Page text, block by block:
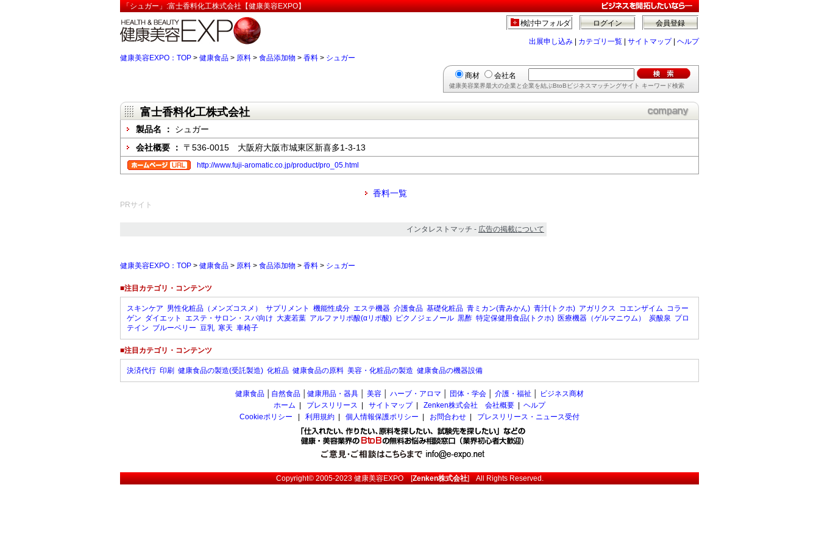
「シュガー」:富士香料化工株式会社【健康美容EXPO】
会員登録
ログイン
検討中フォルダ
出展申し込み カテゴリ一覧 サイトマップ| ヘルプ
健康美容EXPO：TOP > 健康食品 > 原料 > 食品添加物 > 香料 > シュガー
商材 会社名
健康美容業界最大の企業と企業を結ぶBtoBビジネスマッチングサイト キーワード検索
富士香料化工株式会社
製品名 ： シュガー
会社概要 ： 〒536-0015 大阪府大阪市城東区新喜多1-3-13
http://www.fuji-aromatic.co.jp/product/pro_05.html
香料一覧
PRサイト
インタレストマッチ - 広告の掲載について
健康美容EXPO：TOP > 健康食品 > 原料 > 食品添加物 > 香料 > シュガー
■注目カテゴリ・コンテンツ
スキンケア 男性化粧品（メンズコスメ） サプリメント 機能性成分 エステ機器 介護食品 基礎化粧品 青ミカン(青みかん) 青汁(トクホ) アガリクス コエンザイム コラー
ゲン ダイエット エステ・サロン・スパ向け 大麦若葉 アルファリポ酸(αリポ酸) ピクノジェノール 黒酢 特定保健用食品(トクホ) 医療機器（ゲルマニウム） 炭酸泉 プロ
テイン ブルーベリー 豆乳 寒天 車椅子
■注目カテゴリ・コンテンツ
決済代行 印刷 健康食品の製造(受託製造) 化粧品 健康食品の原料 美容・化粧品の製造 健康食品の機器設備
健康食品 自然食品 健康用品・器具 美容 ハーブ・アロマ 団体・学会 介護・福祉
ビジネス商材
ホーム
プレスリリース サイトマップ| Zenken株式会社 会社概要
ヘルプ
Cookieポリシー
利用規約 個人情報保護ポリシー お問合わせ プレスリリース・ニュース受付
Copyright© 2005-2023健康美容EXPO[Zenken株式会社] All Rights Reserved.